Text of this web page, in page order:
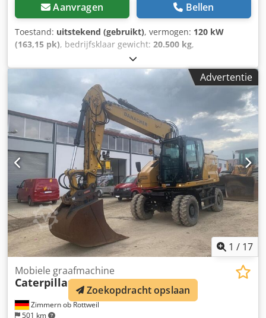
Aanvragen Bellen
Toestand: uitstekend (gebruikt), vermogen: 120 kW
(163,15 pk), bedrijfsklaar gewicht: 20.500 kg,
, bandenconditie:
2016, bedrijfsturen:11.413 h, Uitrusting:airconditioning,
Liebherr A920 Litronic Bouwjaar 2016 Bedrijfsuren 11.413
uur Gesloten cabine Airconditioning Radio
Achteruitrijcamera Verstelgiek Stick: 2,60 m Volledige
leiding (hamer-, grijper-, schaarfunctie) Snelwissel SW48
Likufix Centrale smeerinstallatie Crjdpfx Aezd S N Aepmof
Hydraulische puinbak 2,00 m breed Bandenmaat: 10.00-
20, ca. 30-40% profiel over Schuifbladsteun Motor met 120
kW CE-certificaat Bedrijfsgewicht: 20,5 ton.
Advertentie
1 / 17
Zimmern ob Rottweil
501 km
Mobiele graafmachine
CaterpillarM319-07B
Zoekopdracht opslaan